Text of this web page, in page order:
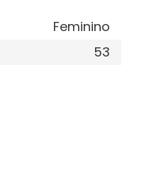
Feminino
53